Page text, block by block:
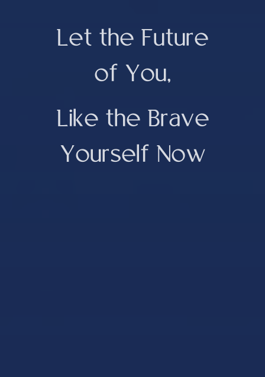
Let the Future
of You,
Like the Brave
Yourself Now